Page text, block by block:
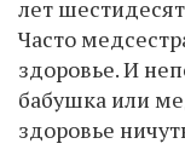
лет
Часто
здоровье. И
бабушка или
здоровье